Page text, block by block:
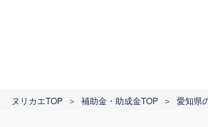
ヌリカエTOP 補助金・助成金TOP 愛知県